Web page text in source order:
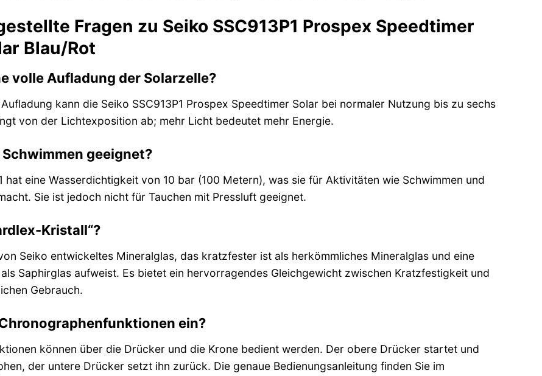
Fragen zu Seiko SSC913P1 Prospex Speedtimer
Blau/Rot
volle Aufladung der Solarzelle?
kann die Seiko SSC913P1 Prospex Speedtimer Solar bei normaler Nutzung bis zu sechs
von der Lichtexposition ab; mehr Licht bedeutet mehr Energie.
geeignet?
hat eine Wasserdichtigkeit von 10 bar (100 Metern), was sie für Aktivitäten wie Schwimmen und
Sie ist jedoch nicht für Tauchen mit Pressluft geeignet.
Kristall“?
Seiko entwickeltes Mineralglas, das kratzfester ist als herkömmliches Mineralglas und eine
Saphirglas aufweist. Es bietet ein hervorragendes Gleichgewicht zwischen Kratzfestigkeit und
Gebrauch.
ein?
können über die Drücker und die Krone bedient werden. Der obere Drücker startet und
der untere Drücker setzt ihn zurück. Die genaue Bedienungsanleitung finden Sie im